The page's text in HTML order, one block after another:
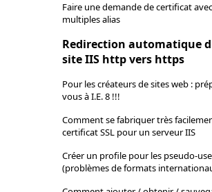
Faire une demande de certificat
multiples alias
Redirection automatique
site IIS http vers https
Pour les créateurs de sites web :
vous à I.E. 8 !!!
Comment se fabriquer très
certificat SSL pour un serveur IIS
Créer un profile pour les pseudo-
(problèmes de formats